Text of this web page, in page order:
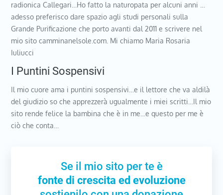
radionica Callegari…Ho fatto la naturopata per alcuni anni …
adesso preferisco dare spazio agli studi personali sulla
Grande Purificazione che porto avanti dal 2011 e scrivere nel
mio sito camminanelsole.com. Mi chiamo Maria Rosaria
Iuliucci
I Puntini Sospensivi
Il mio cuore ama i puntini sospensivi…e il lettore che va aldilà
del giudizio so che apprezzerà ugualmente i miei scritti…Il mio
sito rende felice la bambina che è in me…e questo per me è
ciò che conta…
Se il mio sito per te è
fonte di crescita ed evoluzione